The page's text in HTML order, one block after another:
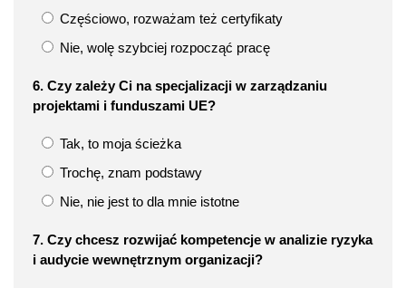
Częściowo, rozważam też certyfikaty
Nie, wolę szybciej rozpocząć pracę
6. Czy zależy Ci na specjalizacji w zarządzaniu
projektami i funduszami UE?
Tak, to moja ścieżka
Trochę, znam podstawy
Nie, nie jest to dla mnie istotne
7. Czy chcesz rozwijać kompetencje w analizie ryzyka
i audycie wewnętrznym organizacji?